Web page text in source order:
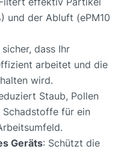
und der Abluft (ePM10
dass Ihr
arbeitet und die
wird.
Staub, Pollen
für ein
Geräts: Schützt die